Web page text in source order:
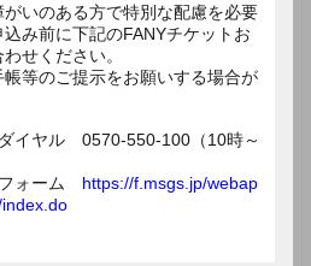
いのある方で特別な配慮を必要
み前に下記のFANYチケットお
せください。
等のご提示をお願いする場合が
イヤル 0570-550-100（10時～
ォーム https://f.msgs.jp/webap